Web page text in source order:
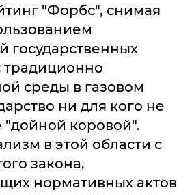
"Форбс", снимая
государственных
среды в газовом
ни для кого не
"дойной коровой".
в этой области с
закона,
нормативных актов